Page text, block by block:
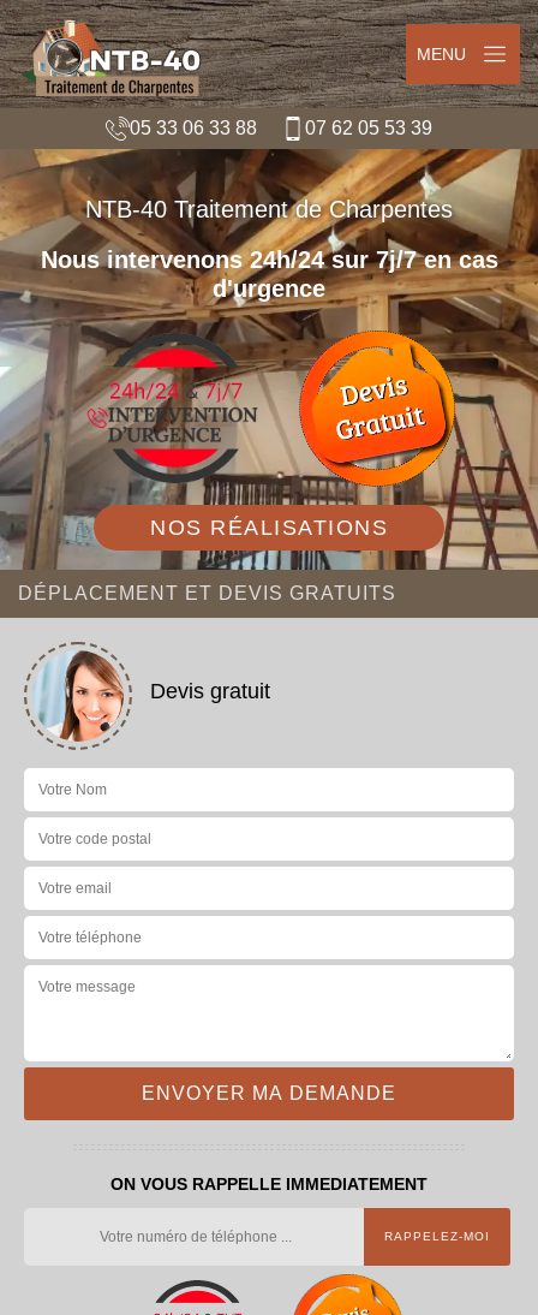
MENU
05 33 06 33 88 07 62 05 53 39
NTB-40 Traitement de Charpentes
Nous intervenons 24h/24 sur 7j/7 en cas
d'urgence
NOS RÉALISATIONS
DÉPLACEMENT ET DEVIS GRATUITS
Devis gratuit
ON VOUS RAPPELLE IMMEDIATEMENT